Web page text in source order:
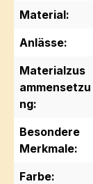
Material:
Anlässe:
Materialzus
ammensetzu
ng:
Besondere
Merkmale:
Farbe: